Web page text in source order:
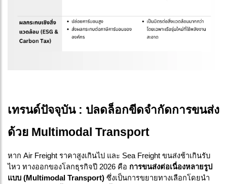
เทรนด์ปัจจุบัน : ปลดล็อกขีดจำกัดการขนส่ง
ด้วย Multimodal Transport
หาก Air Freight ราคาสูงเกินไป และ Sea Freight ขนส่งช้าเกินรับ
ไหว ทางออกของโลกธุรกิจปี 2026 คือ การขนส่งต่อเนื่องหลายรูป
แบบ (Multimodal Transport) ซึ่งเป็นการขยายทางเลือกโดยนำ